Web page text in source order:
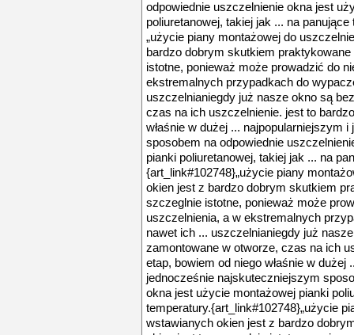
odpowiednie uszczelnienie okna jest
poliuretanowej, takiej jak ... na
„użycie piany montażowej do
bardzo dobrym skutkiem
istotne, ponieważ może prowadzić do
ekstremalnych przypadkach do
uszczelnianiegdy już nasze okno są
czas na ich uszczelnienie. jest to
właśnie w dużej ... najpopularniejszym
sposobem na odpowiednie
pianki poliuretanowej, takiej jak ... na
{art_link#102748}„użycie piany
okien jest z bardzo dobrym skutkiem
szczeglnie istotne, ponieważ może
uszczelnienia, a w ekstremalnych
nawet ich ... uszczelnianiegdy już
zamontowane w otworze, czas na ich
etap, bowiem od niego właśnie w dużej
jednocześnie najskuteczniejszym
okna jest użycie montażowej pianki
temperatury.{art_link#102748}„użycie
wstawianych okien jest z bardzo